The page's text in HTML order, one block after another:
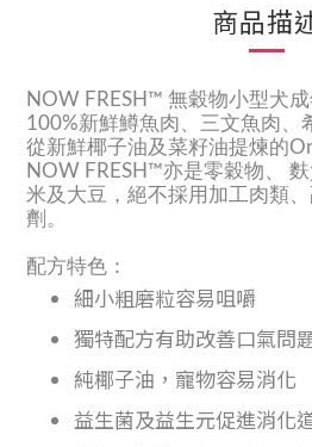
商品描
NOW FRESH™ 無穀物小型犬
100%新鮮鱒魚肉、三文魚肉、
從新鮮椰子油及菜籽油提煉的
NOW FRESH™亦是零穀物、
米及大豆，絕不採用加工肉類
劑。
配方特色：
細小粗磨粒容易咀嚼
獨特配方有助改善口氣問
純椰子油，寵物容易消化
益生菌及益生元促進消化